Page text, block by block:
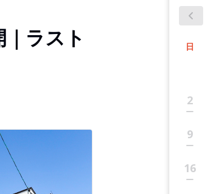
｜ラスト
日
2
9
16